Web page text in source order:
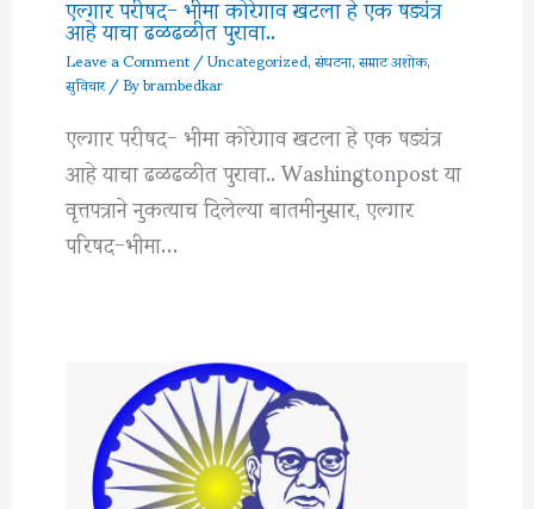
आहे याचा ढळढळीत पुरावा..
Leave a Comment/Uncategorized,संघटना,सम्राट अशोक,
सुविचार/ Bybrambedkar
एल्गार परीषद- भीमा कोरेगाव खटला हे एक षड्यंत्र
आहे याचा ढळढळीत पुरावा.. Washingtonpost या
वृत्तपत्राने नुकत्याच दिलेल्या बातमीनुसार, एल्गार
परिषद-भीमा…